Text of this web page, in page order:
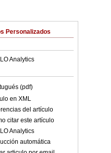
Personalizados
Analytics
(pdf)
en XML
del artículo
citar este artículo
Analytics
automática